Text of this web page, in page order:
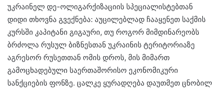
უკრაინელ დე-ოლიგარქიზაციის სპეციალისტებთან
დიდი თხოვნა გვექნება: აუცილებლად ჩააყენეთ საქმის
კურსში კაპიტანი გიგაური, თუ როგორ მიმდინარეობს
ბრძოლა რუსულ ბიზნესთან უკრაინის ტერიტორიაზე
აგრესორ რუსეთთან ომის დროს, მის მიმართ
გამოცხადებული საერთაშორისო ეკონომიკური
სანქციების ფონზე. ცალკე ყურადღება დაუთმეთ ცნობილ